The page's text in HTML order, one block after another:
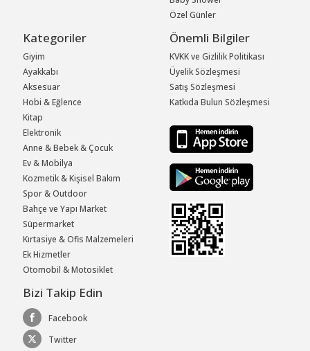
Özel Günler
Kategoriler
Giyim
Ayakkabı
Aksesuar
Hobi & Eğlence
Kitap
Elektronik
Anne & Bebek & Çocuk
Ev & Mobilya
Kozmetik & Kişisel Bakım
Spor & Outdoor
Bahçe ve Yapı Market
Süpermarket
Kırtasiye & Ofis Malzemeleri
Ek Hizmetler
Otomobil & Motosiklet
Önemli Bilgiler
KVKK ve Gizlilik Politikası
Üyelik Sözleşmesi
Satış Sözleşmesi
Katkıda Bulun Sözleşmesi
Bizi Takip Edin
Facebook
Twitter